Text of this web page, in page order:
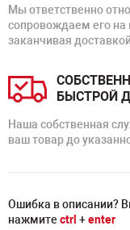
Мы ответственно
сопровождаем его на
заканчивая
БЫСТРОЙ
Наша собственная
ваш товар до
Ошибка в описании?
нажмите ctrl +enter